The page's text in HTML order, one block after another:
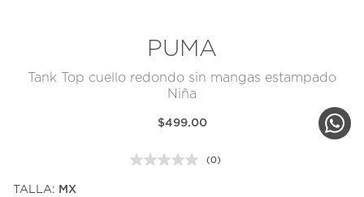
PUMA
Tank Top cuello redondo sin mangas estampado
Niña
$499.00
Sin
(0)
TALLA: MX